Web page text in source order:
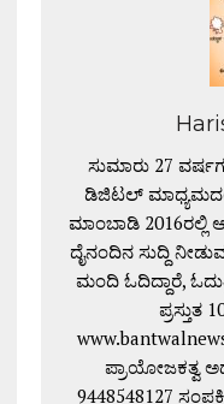
ಸುಮಾರು 27
ಡಿಜಿಟಲ್
ಮಾಂಬಾಡಿ 2016ರಲ್ಲಿ
ದೈನಂದಿನ ಸುದ್ದಿ
ಮಂದಿ ಓದಿದ್ದಾರೆ,
ಪ್ರಸ್ತುತ
ಪ್ರಾಯೋಜಕತ್ವ
9448548127